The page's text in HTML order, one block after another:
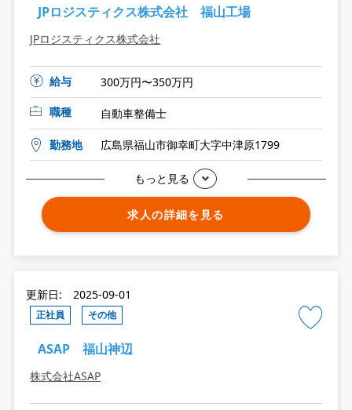
JPロジスティクス株式会社 福山工場
JPロジスティクス株式会社
給与
300万円〜350万円
職種
自動車整備士
勤務地 広島県福山市御幸町大字中津原1799
もっと見る
求人の詳細を見る
更新日: 2025-09-01
正社員 その他
ASAP 福山神辺
株式会社ASAP